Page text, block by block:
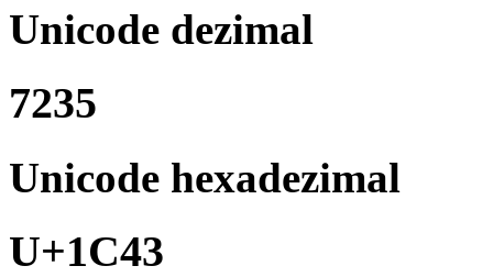
Unicode dezimal
7235
Unicode hexadezimal
U+1C43